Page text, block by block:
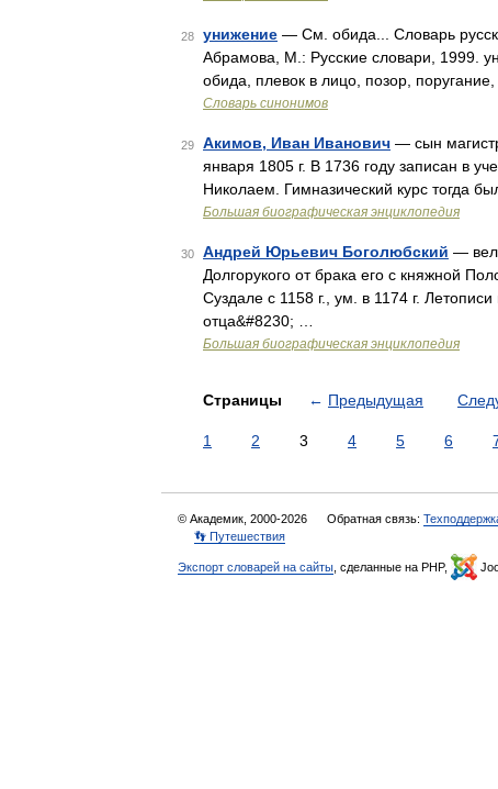
28 унижение — См. обида... Словарь
Абрамова, М.: Русские словари, 1999.
обида, плевок в лицо, позор,
Словарь синонимов
29 Акимов, Иван Иванович — сын
января 1805 г. В 1736 году записан в
Николаем. Гимназический курс тогда
Большая биографическая энциклопедия
30 Андрей Юрьевич Боголюбский —
Долгорукого от брака его с княжной
Суздале с 1158 г., ум. в 1174 г.
отца&#8230; …
Большая биографическая энциклопедия
Страницы ← Предыдущая
1 2 3 4 5 6
© Академик, 2000-2026 Обратная связь:
👣 Путешествия
Экспорт словарей на сайты , сделанные на PHP,